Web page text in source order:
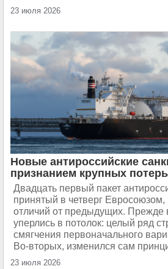
23 июля 2026
Новые антироссийские
признанием крупных
Двадцать первый пакет
принятый в четверг
отличий от предыдущих. Прежде
уперлись в потолок: целый ряд
смягчения первоначального
Во-вторых, изменился сам
23 июля 2026